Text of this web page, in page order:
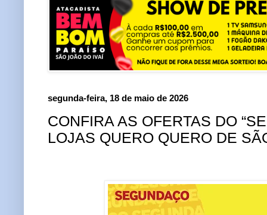
segunda-feira, 18 de maio de 2026
CONFIRA AS OFERTAS DO
LOJAS QUERO QUERO DE